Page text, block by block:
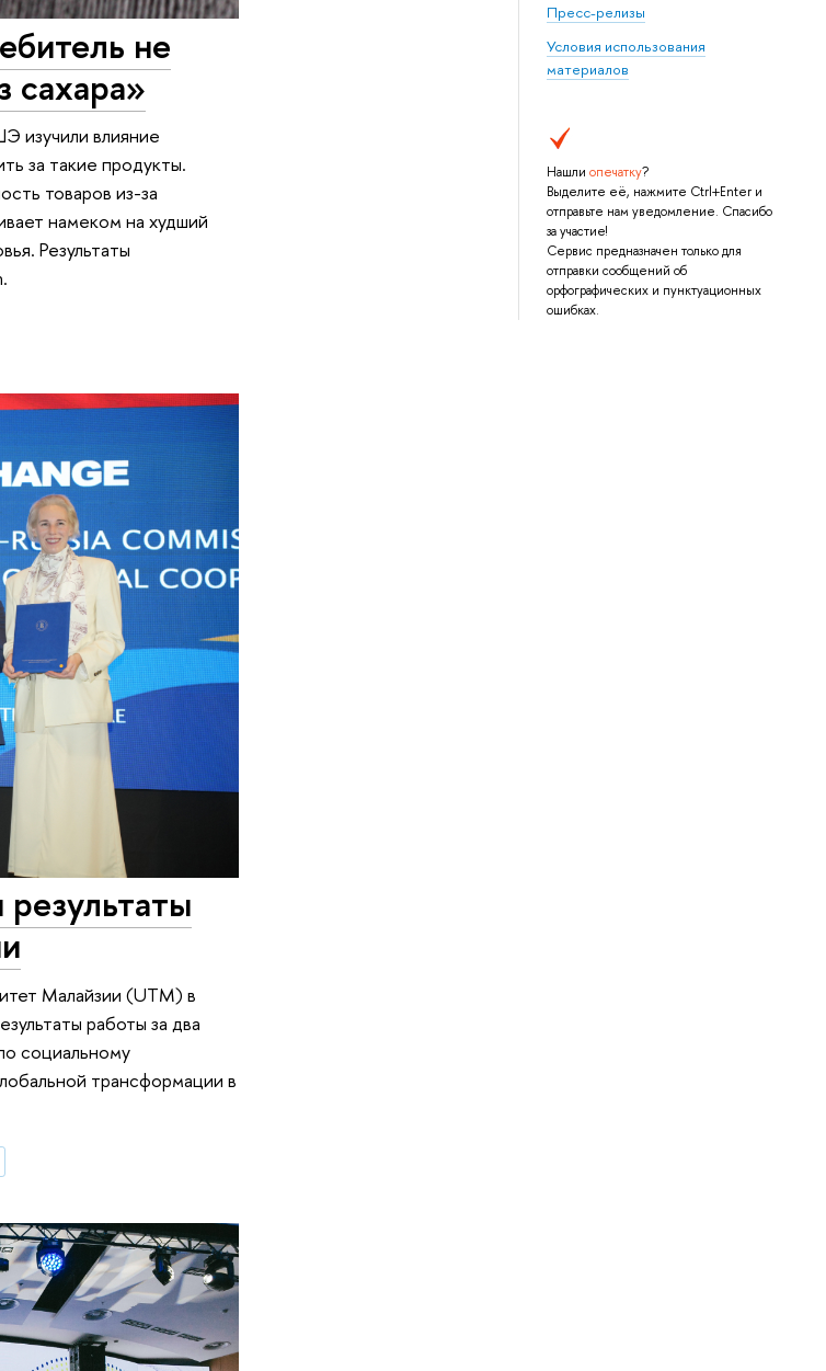
Пресс-релизы
Условия использования
материалов
Нашли опечатку?
Выделите её, нажмите Ctrl+Enter и
отправьте нам уведомление. Спасибо
за участие!
Сервис предназначен только для
отправки сообщений об
орфографических и пунктуационных
ошибках.
не
сахара»
изучили влияние
за такие продукты.
товаров из-за
намеком на худший
Результаты
Малайзии (UTM) в
работы за два
социальному
трансформации в